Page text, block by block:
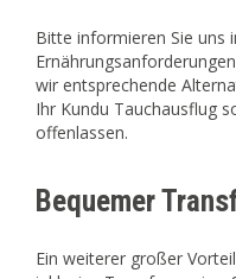
Bitte informieren Sie uns
wir entsprechende
Ihr Kundu Tauchausflug
offenlassen.
Bequemer
Ein weiterer großer